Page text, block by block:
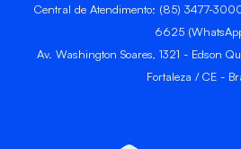
Central de Atendimento: (85) 3477-
6625
Av. Washington Soares, 1321 - Edson
Fortaleza / CE -